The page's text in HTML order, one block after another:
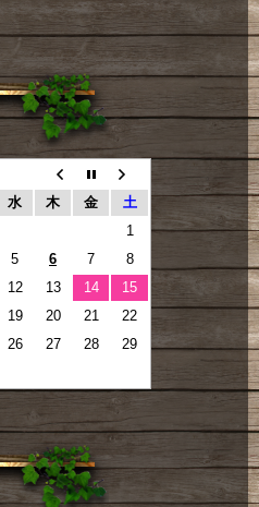
水 木 金
土
1
5 6 7
8
12 13 14
15
19 20 21
22
26 27 28
29